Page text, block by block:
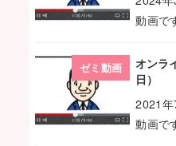
動画で
ゼミ動画
オンラ
日）
2021
動画で